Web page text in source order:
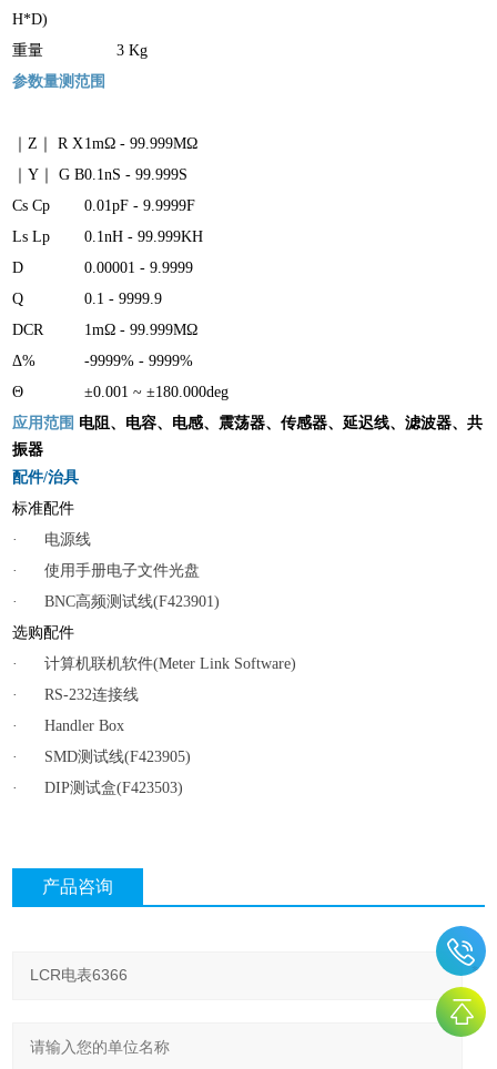
H*D)
重量
3 Kg
参数量测范围
｜Z R X1mΩ - 99.999MΩ
｜Y G B0.1nS - 99.999S
Cs Cp
0.01pF - 9.9999F
Ls Lp
0.1nH - 99.999KH
D
0.00001 - 9.9999
Q
0.1 - 9999.9
DCR
1mΩ - 99.999MΩ
Δ%
-9999% - 9999%
Θ
±0.001 ~ ±180.000deg
应用范围 电阻、电容、电感、震荡器、传感器、延迟线、滤波器、共
振器
配件/治具
标准配件
· 电源线
·使用手册电子文件光盘
·BNC高频测试线(F423901)
选购配件
·计算机联机软件(Meter Link Software)
·RS-232连接线
·Handler Box
· SMD测试线(F423905)
·DIP测试盒(F423503)
产品咨询